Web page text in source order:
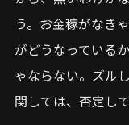
う。お金稼がなき
がどうなっている
ゃならない。ズル
関しては、否定し